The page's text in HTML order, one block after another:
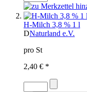
H-Milch 3,8 % 1 l
DNaturland e.V.
pro St
2,40 € *